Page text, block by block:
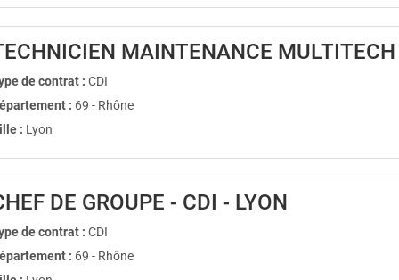
MAINTENANCE
de contrat : CDI
: 69 - Rhône
: Lyon
DE GROUPE - CDI - LYON
de contrat : CDI
: 69 - Rhône